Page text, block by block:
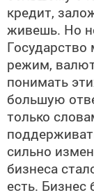
кредит,
живешь. Но
режим,
понимать
большую
только
сильно
бизнеса
есть. Бизнес